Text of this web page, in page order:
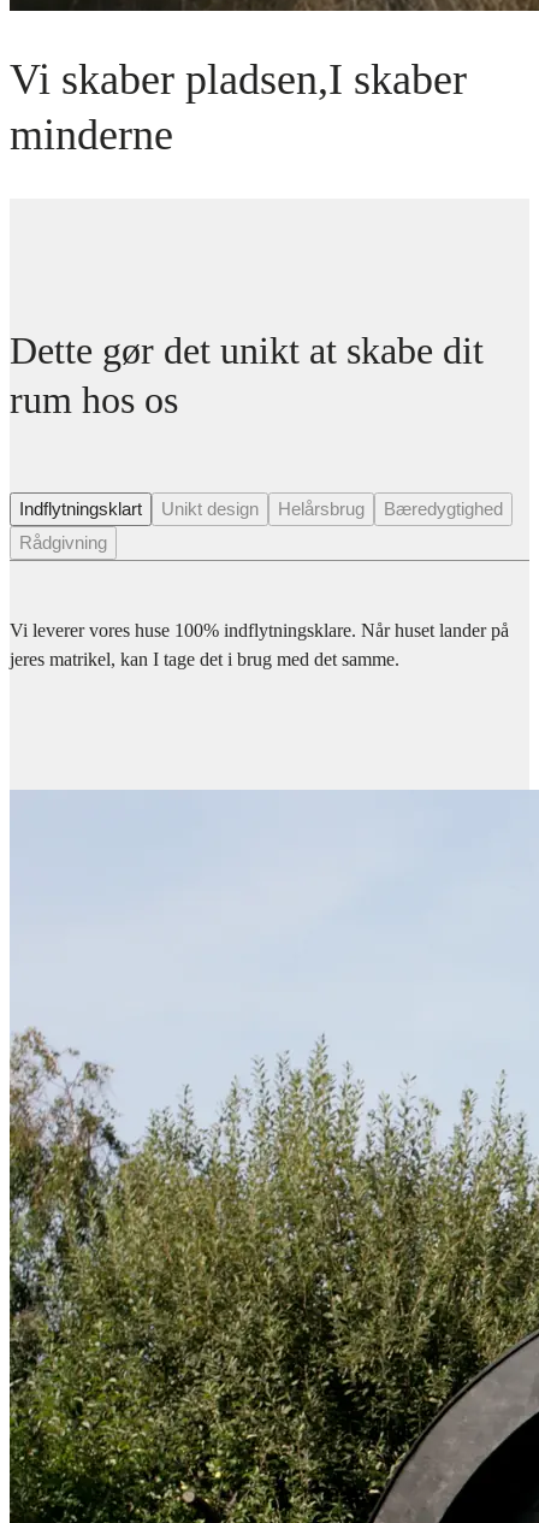
Vi skaber pladsen,I skaber
minderne
Dette gør det unikt at skabe dit
rum hos os
Indflytningsklart Unikt design Helårsbrug
Bæredygtighed
Rådgivning
Vi leverer vores huse 100% indflytningsklare. Når huset lander på
jeres matrikel, kan I tage det i brug med det samme.